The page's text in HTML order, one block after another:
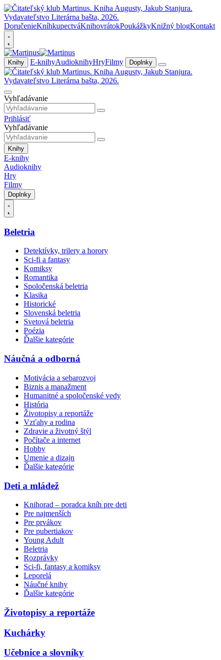
DoručenieKníhkupectváKnihovrátokPoukážkyKnižný blogKontakt
Knihy E-knihyAudioknihyHryFilmy Doplnky
Vyhľadávanie
Prihlásiť
Vyhľadávanie
Knihy
E-knihy
Audioknihy
Hry
Filmy
Doplnky
Beletria
Detektívky, trilery a horory
Sci-fi a fantasy
Komiksy
Romantika
Spoločenská beletria
Klasika
Historické
Slovenská beletria
Svetová beletria
Poézia
Ďalšie kategórie
Náučná a odborná
Motivácia a sebarozvoj
Biznis a manažment
Humanitné a spoločenské vedy
História
Životopisy a reportáže
Vzťahy a rodina
Zdravie a životný štýl
Počítače a internet
Hobby
Umenie a dizajn
Ďalšie kategórie
Deti a mládež
Knihorad – poradca kníh pre deti
Pre najmenších
Pre prvákov
Pre pubertiakov
Young Adult
Beletria
Rozprávky
Sci-fi, fantasy a komiksy
Leporelá
Náučné knihy
Ďalšie kategórie
Životopisy a reportáže
Kuchárky
Učebnice a slovníky